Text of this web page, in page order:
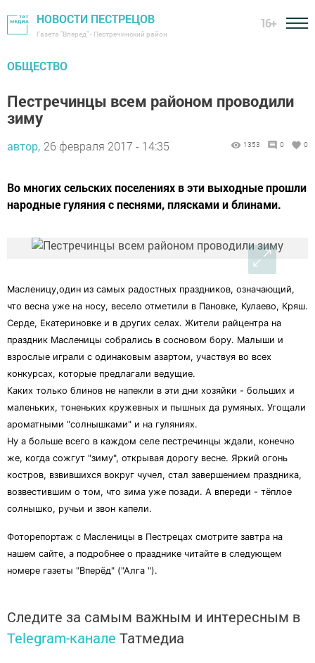
НОВОСТИ ПЕСТРЕЦОВ
Газета "Вперед" - Пестречинский район
16+
ОБЩЕСТВО
Пестречинцы всем районом проводили
зиму
автор, 26 февраля 2017 - 14:35 1353 0 0
Во многих сельских поселениях в эти выходные прошли
народные гуляния с песнями, плясками и блинами.
Масленицу,один из самых радостных праздников, означающий,
что весна уже на носу, весело отметили в Пановке, Кулаево, Кряш.
Серде, Екатериновке и в других селах. Жители райцентра на
праздник Масленицы собрались в сосновом бору. Малыши и
взрослые играли с одинаковым азартом, участвуя во всех
конкурсах, которые предлагали ведущие.
Каких только блинов не напекли в эти дни хозяйки - больших и
маленьких, тоненьких кружевных и пышных да румяных. Угощали
ароматными "солнышками" и на гуляниях.
Ну а больше всего в каждом селе пестречинцы ждали, конечно
же, когда сожгут "зиму", открывая дорогу весне. Яркий огонь
костров, взвившихся вокруг чучел, стал завершением праздника,
возвестившим о том, что зима уже позади. А впереди - тёплое
солнышко, ручьи и звон капели.
Фоторепортаж с Масленицы в Пестрецах смотрите завтра на
нашем сайте, а подробнее о празднике читайте в следующем
номере газеты "Вперёд" ("Алга ").
Следите за самым важным и интересным в
Telegram-канале Татмедиа